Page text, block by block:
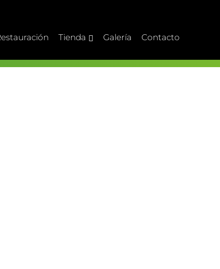
Tienda Galería Contacto